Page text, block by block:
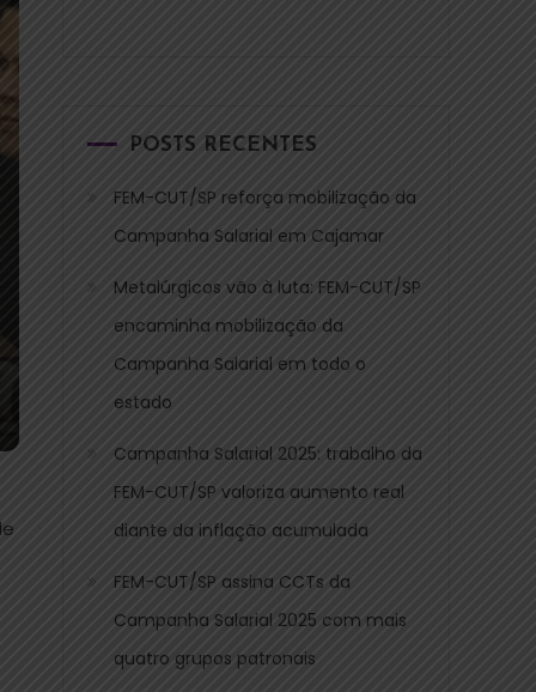
POSTS RECENTES
FEM-CUT/SP reforça mobilização da
Campanha Salarial em Cajamar
Metalúrgicos vão à luta: FEM-CUT/SP
encaminha mobilização da
Campanha Salarial em todo o
estado
Campanha Salarial 2025: trabalho da
FEM-CUT/SP valoriza aumento real
diante da inflação acumulada
FEM-CUT/SP assina CCTs da
Campanha Salarial 2025 com mais
quatro grupos patronais